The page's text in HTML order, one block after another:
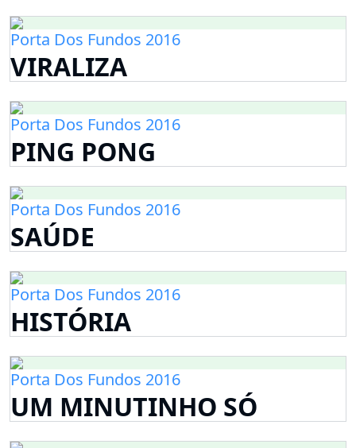
Porta Dos Fundos 2016
VIRALIZA
Porta Dos Fundos 2016
PING PONG
Porta Dos Fundos 2016
SAÚDE
Porta Dos Fundos 2016
HISTÓRIA
Porta Dos Fundos 2016
UM MINUTINHO SÓ